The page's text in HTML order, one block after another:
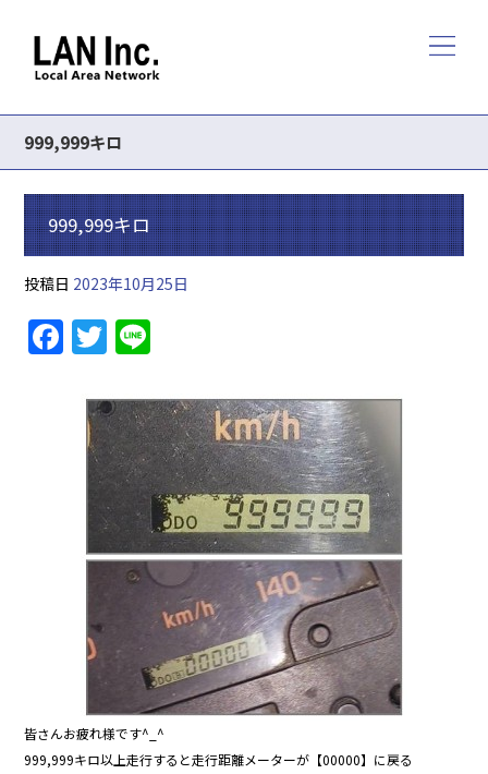
999,999キロ
999,999キロ
投稿日 2023年10月25日
F
a
T
w
itt
er
e
皆さんお疲れ様です^_^
999,999キロ以上走行すると走行距離メーターが【00000】に戻る